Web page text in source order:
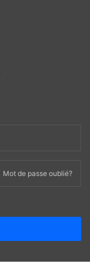
Mot de passe oublié?